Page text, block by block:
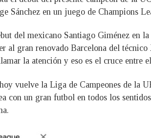
Sánchez en un juego de Champions
del mexicano Santiago Giménez en
al gran renovado Barcelona del
la atención y eso es el cruce entre
vuelve la Liga de Campeones de la
con un gran futbol en todos los